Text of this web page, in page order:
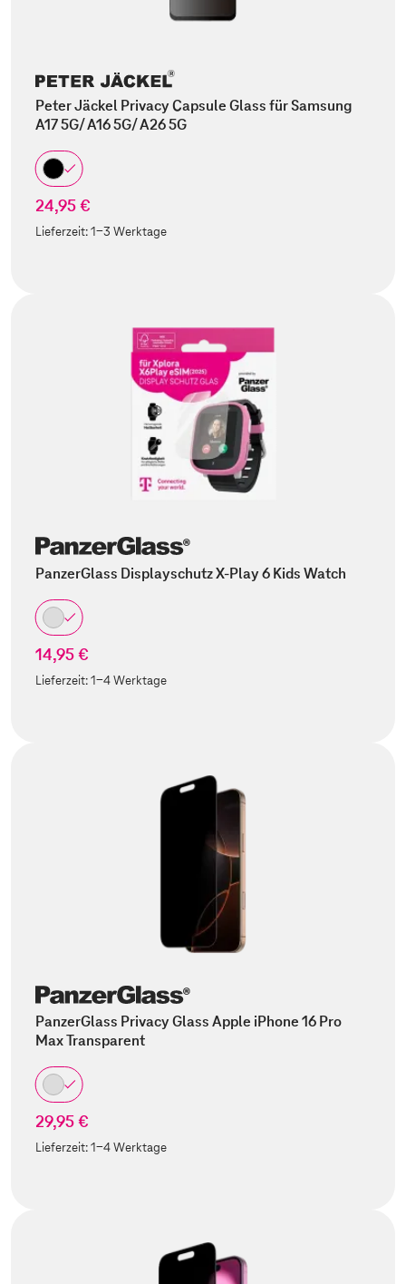
Peter Jäckel Privacy Capsule Glass für Samsung
A17 5G/ A16 5G/ A26 5G
24,95 €
Lieferzeit:1-3 Werktage
PanzerGlass Displayschutz X-Play 6 Kids Watch
14,95 €
Lieferzeit:1-4 Werktage
PanzerGlass Privacy Glass Apple iPhone 16 Pro
Max Transparent
29,95 €
Lieferzeit:1-4 Werktage